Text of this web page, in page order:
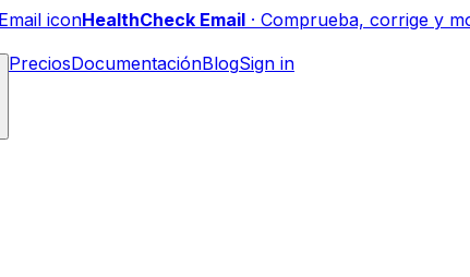
HealthCheck Email · Comprueba, corrige y
PreciosDocumentaciónBlogSign in